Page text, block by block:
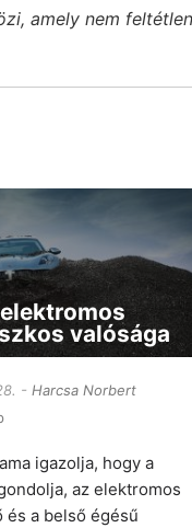
amely nem
valósága
Harcsa Norbert
igazolja, hogy a
az elektromos
és a belső égésű